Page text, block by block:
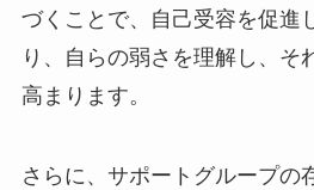
づくことで、自己受容を促進
り、自らの弱さを理解し、そ
高まります。
さらに、サポートグループの